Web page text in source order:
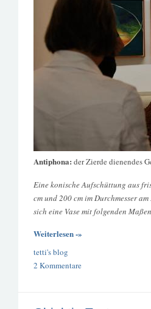
Antiphona: der Zierde dienendes
Eine konische Aufschüttung aus
cm und 200 cm im Durchmesser
sich eine Vase mit folgenden
Weiterlesen -»
tetti's blog
2 Kommentare